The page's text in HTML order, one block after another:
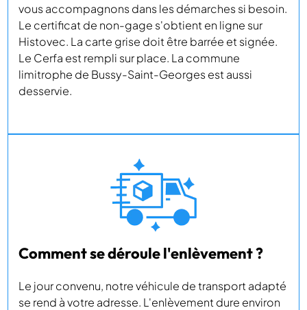
vous accompagnons dans les démarches si besoin.
Le certificat de non-gage s'obtient en ligne sur
Histovec. La carte grise doit être barrée et signée.
Le Cerfa est rempli sur place. La commune
limitrophe de Bussy-Saint-Georges est aussi
desservie.
Comment se déroule l'enlèvement ?
Le jour convenu, notre véhicule de transport adapté
se rend à votre adresse. L'enlèvement dure environ